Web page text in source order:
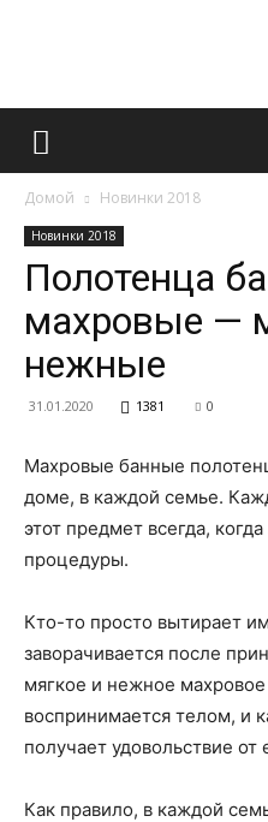
Домой Новинки 2018
Новинки 2018
Полотенца
махровые —
нежные
31.01.2020 1381 0
Махровые банные
доме, в каждой семье.
этот предмет всегда,
процедуры.
Кто-то просто вытирает
заворачивается после
мягкое и нежное
воспринимается телом, и
получает удовольствие от
Как правило, в каждой